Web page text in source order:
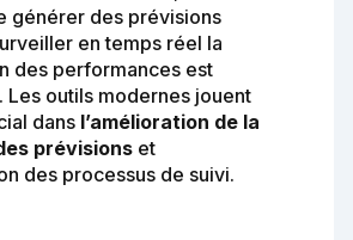
générer des prévisions
en temps réel la
des performances est
Les outils modernes jouent
dans l’amélioration de la
prévisions et
des processus de suivi.